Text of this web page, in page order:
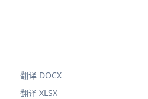
翻译 DOCX
翻译 XLSX